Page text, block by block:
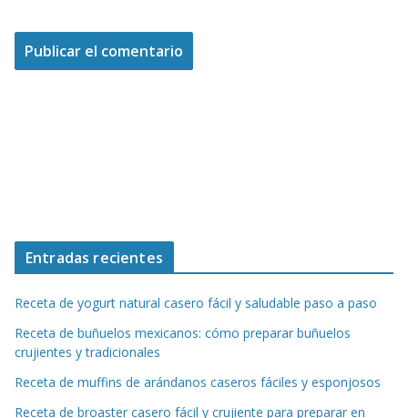
Entradas recientes
Receta de yogurt natural casero fácil y saludable paso a paso
Receta de buñuelos mexicanos: cómo preparar buñuelos
crujientes y tradicionales
Receta de muffins de arándanos caseros fáciles y esponjosos
Receta de broaster casero fácil y crujiente para preparar en